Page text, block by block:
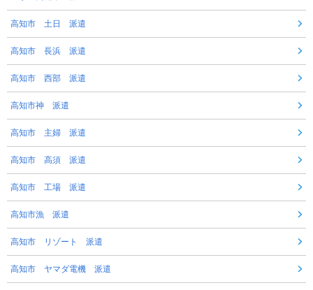
高知市 土日 派遣
高知市 長浜 派遣
高知市 西部 派遣
高知市神 派遣
高知市 主婦 派遣
高知市 高須 派遣
高知市 工場 派遣
高知市漁 派遣
高知市 リゾート 派遣
高知市 ヤマダ電機 派遣